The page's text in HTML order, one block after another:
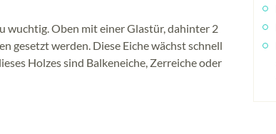
wuchtig. Oben mit einer Glastür, dahinter 2
gesetzt werden. Diese Eiche wächst schnell
Holzes sind Balkeneiche, Zerreiche oder